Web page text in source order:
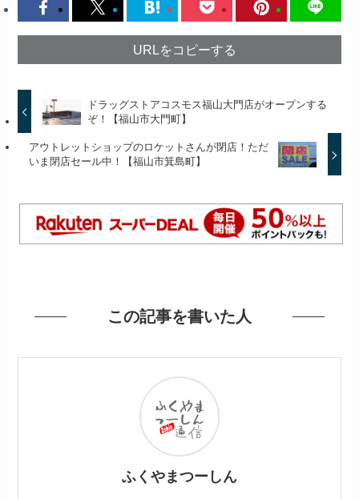
URLをコピーする
ドラッグストアコスモス福山大門店がオープンする
ぞ！【福山市大門町】
アウトレットショップのロケットさんが閉店！ただ
いま閉店セール中！【福山市箕島町】
この記事を書いた人
ふくやまつーしん